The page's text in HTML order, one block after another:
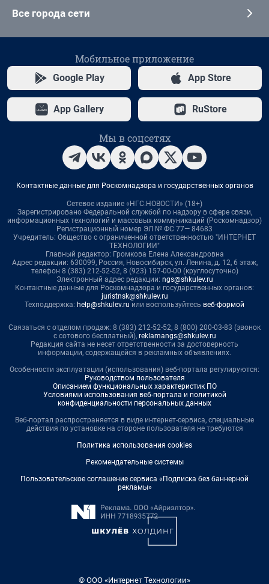
Все города сети
Мобильное приложение
Google Play App Store
App Gallery RuStore
Мы в соцсетях
Контактные данные для Роскомнадзора и государственных органов
Сетевое издание «НГС.НОВОСТИ» (18+)
Зарегистрировано Федеральной службой по надзору в сфере связи,
информационных технологий и массовых коммуникаций (Роскомнадзор)
Регистрационный номер ЭЛ № ФС 77— 84683
Учредитель: Общество с ограниченной ответственностью "ИНТЕРНЕТ
ТЕХНОЛОГИИ"
Главный редактор: Громкова Елена Александровна
Адрес редакции: 630099, Россия, Новосибирск, ул. Ленина, д. 12, 6 этаж,
телефон 8 (383) 212-52-52, 8 (923) 157-00-00 (круглосуточно)
Электронный адрес редакции: ngs@shkulev.ru
Контактные данные для Роскомнадзора и государственных органов:
juristnsk@shkulev.ru
Техподдержка: help@shkulev.ru или воспользуйтесь веб-формой
Связаться с отделом продаж: 8 (383) 212-52-52, 8 (800) 200-03-83 (звонок
с сотового бесплатный), reklamangs@shkulev.ru
Редакция сайта не несет ответственности за достоверность
информации, содержащейся в рекламных объявлениях.
Особенности эксплуатации (использования) веб-портала регулируются:
Руководством пользователя
Описанием функциональных характеристик ПО
Условиями использования веб-портала и политикой
конфиденциальности персональных данных
Веб-портал распространяется в виде интернет-сервиса, специальные
действия по установке на стороне пользователя не требуются
Политика использования cookies
Рекомендательные системы
Пользовательское соглашение сервиса «Подписка без баннерной
рекламы»
© ООО «Интернет Технологии»